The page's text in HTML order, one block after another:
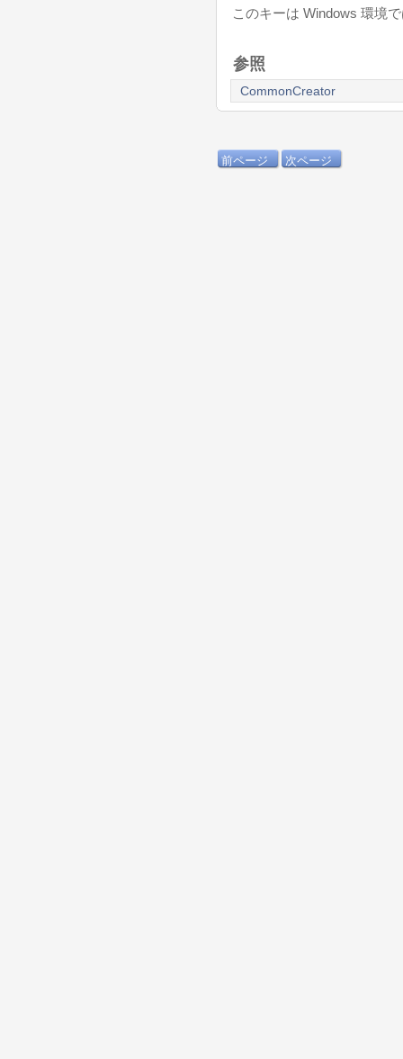
このキーは Windows 環境
参照
CommonCreator
前ページ 次ページ